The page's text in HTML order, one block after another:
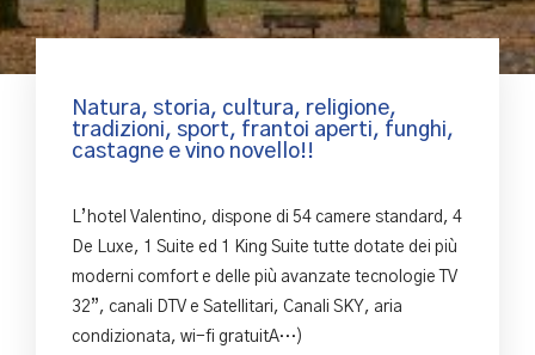
Natura, storia, cultura, religione,
tradizioni, sport, frantoi aperti, funghi,
castagne e vino novello!!
L’hotel Valentino, dispone di 54 camere standard, 4
De Luxe, 1 Suite ed 1 King Suite tutte dotate dei più
moderni comfort e delle più avanzate tecnologie TV
32”, canali DTV e Satellitari, Canali SKY, aria
condizionata, wi-fi gratuitA…)